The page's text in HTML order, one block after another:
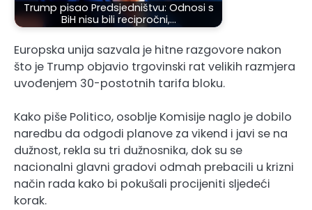
Trump pisao Predsjedništvu: Odnosi s
BiH nisu bili recipročni,…
Europska unija sazvala je hitne razgovore nakon
što je Trump objavio trgovinski rat velikih razmjera
uvođenjem 30-postotnih tarifa bloku.
Kako piše Politico, osoblje Komisije naglo je dobilo
naredbu da odgodi planove za vikend i javi se na
dužnost, rekla su tri dužnosnika, dok su se
nacionalni glavni gradovi odmah prebacili u krizni
način rada kako bi pokušali procijeniti sljedeći
korak.